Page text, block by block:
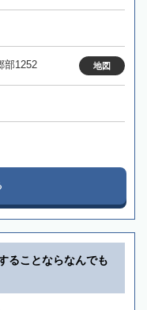
部1252 地図
ることならなんでも